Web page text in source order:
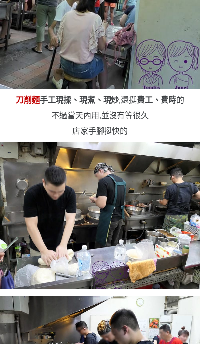
刀削麵手工現揉、現煮、現炒,還挺費工、費時的
不過當天內用,並沒有等很久
店家手腳挺快的